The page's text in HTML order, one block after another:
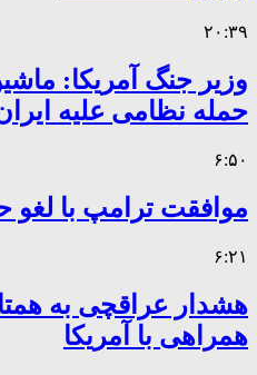
۲۰:۳۹
وزیر جنگ آمریکا:
حمله نظامی علیه
۶:۵۰
موافقت ترامپ با لغو
۶:۲۱
هشدار عراقچی به
همراهی با آمریکا